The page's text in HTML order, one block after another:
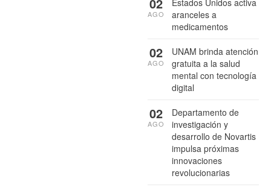
aranceles a
medicamentos
AGO
UNAM brinda atención
gratuita a la salud
mental con tecnología
digital
02
AGO
Departamento de
investigación y
desarrollo de Novartis
impulsa próximas
innovaciones
revolucionarias
02
AGO